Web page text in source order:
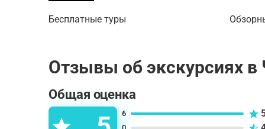
о
Бесплатные туры
Отзывы об экскурсиях в
Общая оценка
6